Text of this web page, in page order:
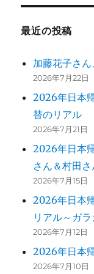
～
ス
ニ
ア
思
う
に
最近の投稿
加藤花子さ
2026年7月22日
2026年日本
替のリアル
2026年7月21日
2026年日本
さん＆村田さ
2026年7月15日
2026年日本
リアル～ガ
2026年7月12日
2026年日本
2026年7月10日